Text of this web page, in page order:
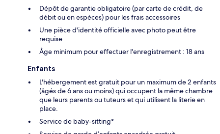
Dépôt de garantie obligatoire (par carte de crédit, de
débit ou en espèces) pour les frais accessoires
Une pièce d'identité officielle avec photo peut être
requise
Âge minimum pour effectuer l'enregistrement : 18 ans
Enfants
L'hébergement est gratuit pour un maximum de 2 enfants
(âgés de 6 ans ou moins) qui occupent la même chambre
que leurs parents ou tuteurs et qui utilisent la literie en
place.
Service de baby-sitting*